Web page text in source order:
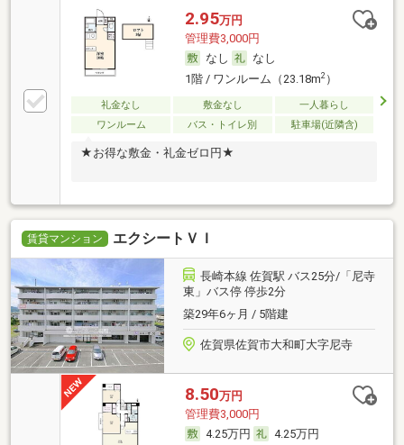
2.95万円
管理費3,000円
なし
なし
1階 / ワンルーム（23.18m2）
礼金なし 敷金なし
一人暮らし
ワンルーム
バス・トイレ別 駐車場(近隣含)
★お得な敷金・礼金ゼロ円★
賃貸マンション エクシートＶＩ
長崎本線 佐賀駅 バス25分/「尼寺
東」バス停 停歩2分
築29年6ヶ月 / 5階建
佐賀県佐賀市大和町大字尼寺
8.50万円
管理費3,000円
4.25万円
4.25万円